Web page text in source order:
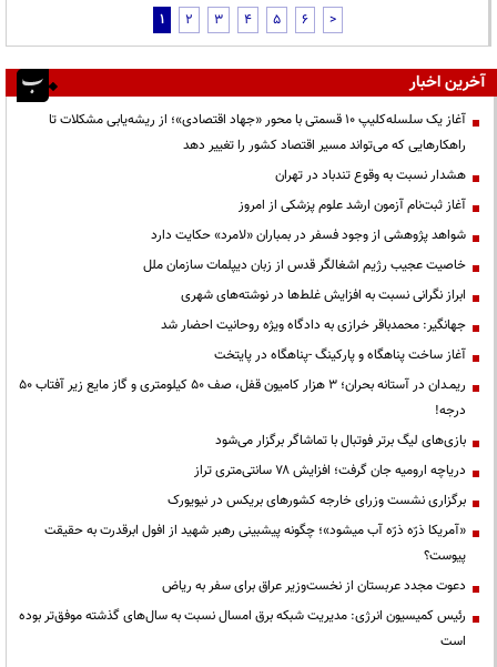
1 2 3 4 5 6 >
آخرین اخبار
آغاز یک سلسله‌کلیپ ۱۰ قسمتی با محور «جهاد اقتصادی»؛ از ریشه‌یابی مشکلات تا
راهکارهایی که می‌تواند مسیر اقتصاد کشور را تغییر دهد
هشدار نسبت به وقوع تندباد در تهران
آغاز ثبت‌نام آزمون ارشد علوم پزشکی از امروز
شواهد پژوهشی از وجود فسفر در بمباران «لامرد» حکایت دارد
خاصیت عجیب رژیم اشغالگر قدس از زبان دیپلمات سازمان ملل
ابراز نگرانی نسبت به افزایش غلط‌ها در نوشته‌های شهری
جهانگیر: محمدباقر خرازی به دادگاه ویژه روحانیت احضار شد
آغاز ساخت پناهگاه و پارکینگ -پناهگاه در پایتخت
ریمـدان در آستانه بحران؛ ۳ هزار کامیون قفل، صف ۵۰ کیلومتری و گاز مایع زیر آفتاب ۵۰
درجه!
بازی‌های لیگ برتر فوتبال با تماشاگر برگزار می‌شود
دریاچه ارومیه جان گرفت؛ افزایش ۷۸ سانتی‌متری تراز
برگزاری نشست وزرای خارجه کشورهای بریکس در نیویورک
«آمریکا ذرّه ذرّه آب میشود»؛ چگونه پیشبینی رهبر شهید از افول ابرقدرت به حقیقت
پیوست؟
دعوت مجدد عربستان از نخست‌وزیر عراق برای سفر به ریاض
رئیس کمیسیون انرژی: مدیریت شبکه برق امسال نسبت به سال‌های گذشته موفق‌تر بوده
است